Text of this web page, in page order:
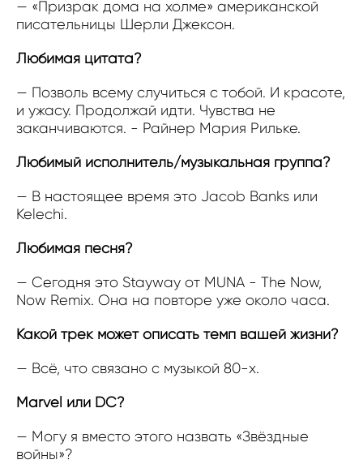
— «Призрак дома на холме» американской
писательницы Шерли Джексон.
Любимая цитата?
— Позволь всему случиться с тобой. И красоте,
и ужасу. Продолжай идти. Чувства не
заканчиваются. - Райнер Мария Рильке.
Любимый исполнитель/музыкальная группа?
— В настоящее время это Jacob Banks или
Kelechi.
Любимая песня?
— Сегодня это Stayway от MUNA - The Now,
Now Remix. Она на повторе уже около часа.
Какой трек может описать темп вашей жизни?
— Всё, что связано с музыкой 80-х.
Marvel или DC?
— Могу я вместо этого назвать «Звёздные
войны»?